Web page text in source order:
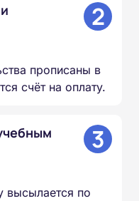
2
прописаны в
счёт на оплату.
3
высылается по